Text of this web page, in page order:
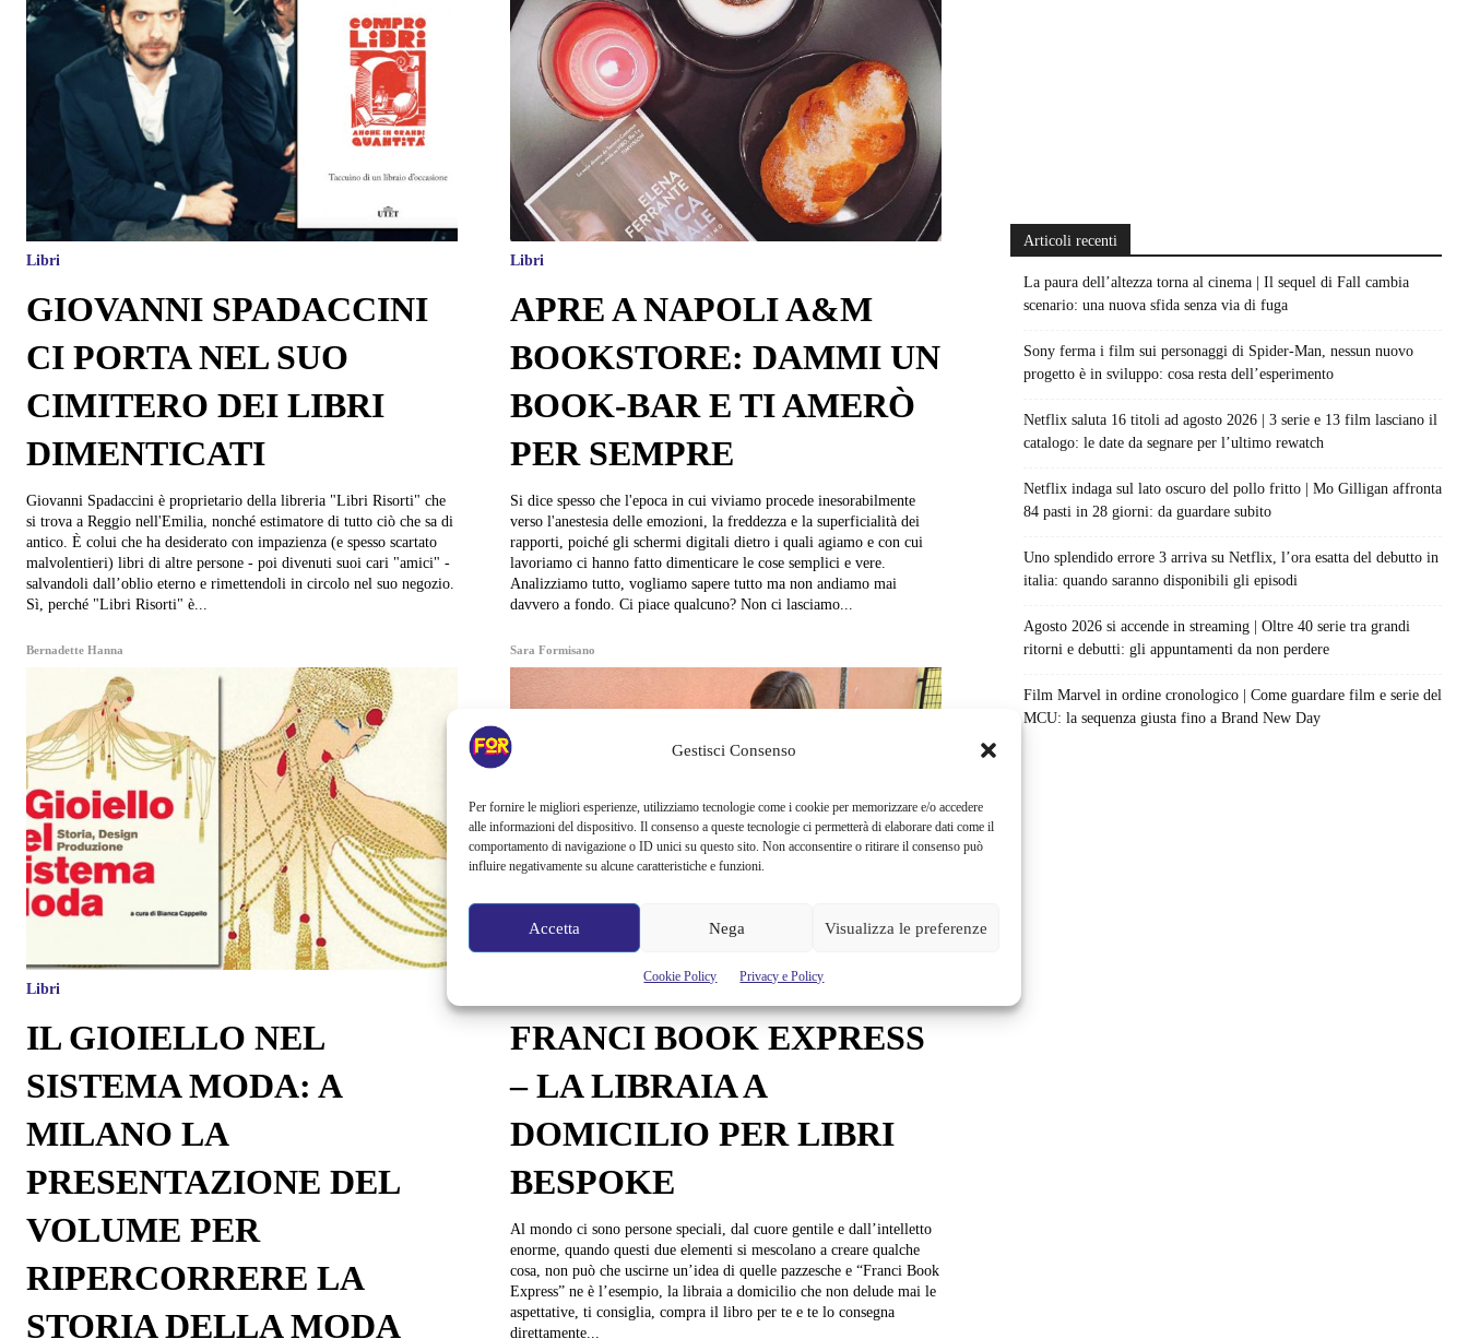
Gestisci Consenso
Per fornire le migliori esperienze, utilizziamo tecnologie come i cookie per memorizzare e/o accedere
alle informazioni del dispositivo. Il consenso a queste tecnologie ci permetterà di elaborare dati come il
comportamento di navigazione o ID unici su questo sito. Non acconsentire o ritirare il consenso può
influire negativamente su alcune caratteristiche e funzioni.
Accetta Nega Visualizza le preferenze
Cookie Policy Privacy e Policy
Libri
GIOVANNI SPADACCINI
CI PORTA NEL SUO
CIMITERO DEI LIBRI
DIMENTICATI
Giovanni Spadaccini è proprietario della libreria "Libri Risorti" che
si trova a Reggio nell'Emilia, nonché estimatore di tutto ciò che sa di
antico. È colui che ha desiderato con impazienza (e spesso scartato
malvolentieri) libri di altre persone - poi divenuti suoi cari "amici" -
salvandoli dall’oblio eterno e rimettendoli in circolo nel suo negozio.
Sì, perché "Libri Risorti" è...
Bernadette Hanna
Libri
APRE A NAPOLI A&M
BOOKSTORE: DAMMI UN
BOOK-BAR E TI AMERÒ
PER SEMPRE
Si dice spesso che l'epoca in cui viviamo procede inesorabilmente
verso l'anestesia delle emozioni, la freddezza e la superficialità dei
rapporti, poiché gli schermi digitali dietro i quali agiamo e con cui
lavoriamo ci hanno fatto dimenticare le cose semplici e vere.
Analizziamo tutto, vogliamo sapere tutto ma non andiamo mai
davvero a fondo. Ci piace qualcuno? Non ci lasciamo...
Sara Formisano
Libri
IL GIOIELLO NEL
SISTEMA MODA: A
MILANO LA
PRESENTAZIONE DEL
VOLUME PER
RIPERCORRERE LA
STORIA DELLA MODA
FRANCI BOOK EXPRESS
– LA LIBRAIA A
DOMICILIO PER LIBRI
BESPOKE
Al mondo ci sono persone speciali, dal cuore gentile e dall’intelletto
enorme, quando questi due elementi si mescolano a creare qualche
cosa, non può che uscirne un’idea di quelle pazzesche e “Franci Book
Express” ne è l’esempio, la libraia a domicilio che non delude mai le
aspettative, ti consiglia, compra il libro per te e te lo consegna
direttamente...
Articoli recenti
La paura dell’altezza torna al cinema | Il sequel di Fall cambia
scenario: una nuova sfida senza via di fuga
Sony ferma i film sui personaggi di Spider-Man, nessun nuovo
progetto è in sviluppo: cosa resta dell’esperimento
Netflix saluta 16 titoli ad agosto 2026 | 3 serie e 13 film lasciano il
catalogo: le date da segnare per l’ultimo rewatch
Netflix indaga sul lato oscuro del pollo fritto | Mo Gilligan affronta
84 pasti in 28 giorni: da guardare subito
Uno splendido errore 3 arriva su Netflix, l’ora esatta del debutto in
italia: quando saranno disponibili gli episodi
Agosto 2026 si accende in streaming | Oltre 40 serie tra grandi
ritorni e debutti: gli appuntamenti da non perdere
Film Marvel in ordine cronologico | Come guardare film e serie del
MCU: la sequenza giusta fino a Brand New Day